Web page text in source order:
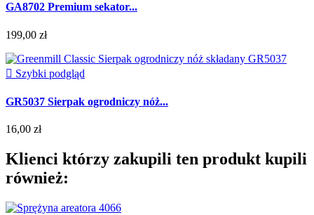
GA8702 Premium sekator...
199,00 zł
 Szybki podgląd
GR5037 Sierpak ogrodniczy nóż...
16,00 zł
Klienci którzy zakupili ten produkt kupili
również: